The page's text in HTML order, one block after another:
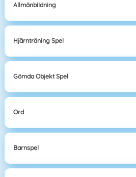
Allmänbildning
Hjärnträning Spel
Gömda Objekt Spel
Ord
Barnspel